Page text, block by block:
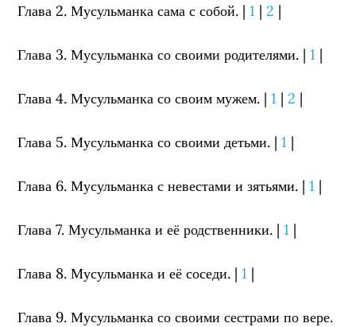
Глава 2. Мусульманка сама с собой. |1 |2 |
Глава 3. Мусульманка со своими родителями. |1 |
Глава 4. Мусульманка со своим мужем. |1 |2 |
Глава 5. Мусульманка со своими детьми. |1 |
Глава 6. Мусульманка с невестами и зятьями. |1 |
Глава 7. Мусульманка и её родственники. |1 |
Глава 8. Мусульманка и её соседи. |1 |
Глава 9. Мусульманка со своими сестрами по вере.